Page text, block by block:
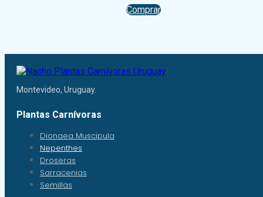
Comprar
Montevideo, Uruguay.
Plantas Carnívoras
Dionaea Muscipula
Nepenthes
Droseras
Sarracenias
Semillas